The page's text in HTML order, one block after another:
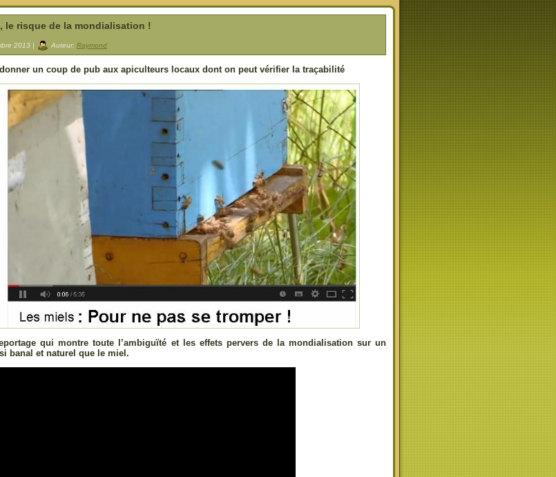
le risque de la mondialisation !
2013 | Auteur: Raymond
un coup de pub aux apiculteurs locaux dont on peut vérifier la traçabilité
qui montre toute l’ambiguïté et les effets pervers de la mondialisation sur un
banal et naturel que le miel.